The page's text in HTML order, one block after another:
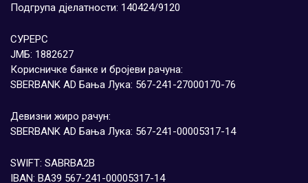
Подгрупа дјелатности: 140424/9120
СУРЕРС
ЈМБ: 1882627
Корисничке банке и бројеви рачуна:
SBERBANK AD Бања Лука: 567-241-27000170-76
Девизни жиро рачун:
SBERBANK AD Бања Лука: 567-241-00005317-14
SWIFT: SABRBA2B
IBAN: BA39 567-241-00005317-14